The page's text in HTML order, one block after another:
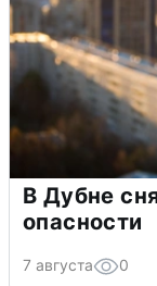
В Дубне
опасности
7 августа 0